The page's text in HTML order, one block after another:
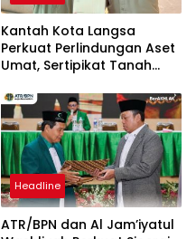
Kantah Kota Langsa
Perkuat Perlindungan Aset
Umat, Sertipikat Tanah
Gampong Karang Anyar
Headline
ATR/BPN dan Al Jam’iyatul